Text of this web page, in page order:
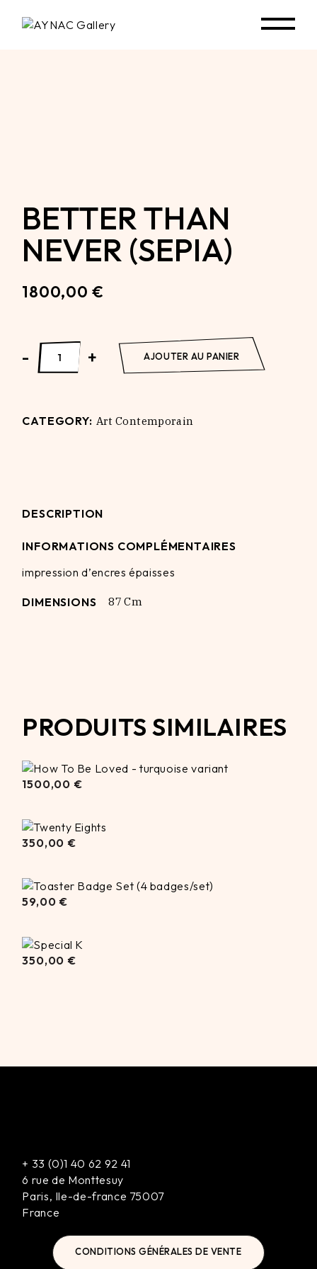
BETTER THAN
NEVER (SEPIA)
1800,00 €
Better than Never (sepia) quantity
- + AJOUTER AU PANIER
CATEGORY: Art Contemporain
DESCRIPTION
INFORMATIONS COMPLÉMENTAIRES
impression d’encres épaisses
DIMENSIONS 87 Cm
PRODUITS SIMILAIRES
1500,00
1500,00 €
350,00 €
59,00
59,00 €
350,00 €
+ 33 (0)1 40 62 92 41
6 rue de Monttesuy
Paris, Ile-de-france 75007
France
CONDITIONS GÉNÉRALES DE VENTE